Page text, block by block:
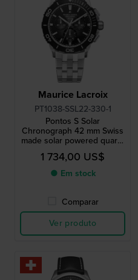
Maurice Lacroix
PT1038-SSL22-330-1
Pontos S Solar
Chronograph 42 mm Swiss
made solar powered quartz
chronograph
1 734,00 US$
● Em stock
Comparar
Ver produto